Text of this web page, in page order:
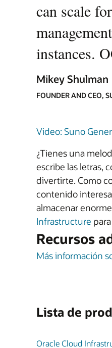
can scale
instances.
Mikey Shulman
FOUNDER AND CEO,
Video: Suno
¿Tienes una
escribe las letras,
divertirte. Como
contenido
almacenar
Infrastructure
Recursos
Más información
Lista de
Oracle Cloud